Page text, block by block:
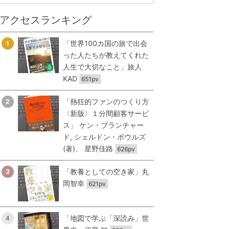
アクセスランキング
1
「世界100カ国の旅で出会
った人たちが教えてくれた
人生で大切なこと」旅人
KAD 651pv
2
「熱狂的ファンのつくり方
〈新版〉１分間顧客サービ
ス」 ケン・ブランチャー
ド, シェルドン・ボウルズ
(著)、 星野佳路 626pv
3
「教養としての空き家」丸
岡智幸 621pv
4
「地図で学ぶ「深読み」世